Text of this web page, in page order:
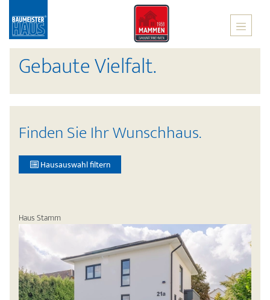
Gebaute Vielfalt.
Finden Sie Ihr Wunschhaus.
Hausauswahl filtern
Haus Stamm